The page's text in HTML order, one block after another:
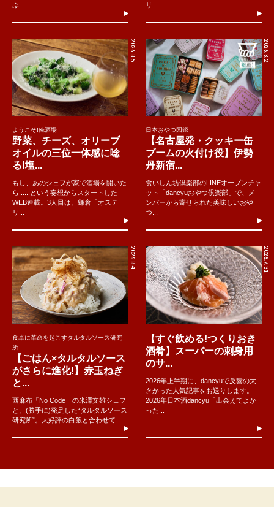
ぶ..
リ...
2026.8.5
ようこそ!俺酒場
野菜、チーズ、オリーブ
オイルの三位一体感に唸
る!塩...
もし、あのシェフが家で酒場を開いた
ら......という妄想からスタートした
WEB連載。3人目は、鎌倉「オステ
リ...
2026.8.2
日本おやつ図鑑
【名古屋発・クッキー缶
ブームの火付け役】伊勢
丹新宿...
食いしん坊倶楽部のLINEオープンチャ
ット「dancyuおやつ倶楽部」で、メ
ンバーから寄せられた美味しいおや
つ...
2026.8.4
食卓に革命を起こすタルタルソース研究
所
【ごはん×タルタルソース
がさらに進化!】赤玉ねぎ
と...
西麻布「No Code」の米澤文雄シェフ
と、(勝手に)発足した“タルタルソース
研究所”。大好評の白飯と合わせて..
2026.7.31
【すぐ飲める!つくりおき
酒肴】スーパーの刺身用
のサ...
2026年上半期に、dancyuで反響の大
きかった人気記事をお送りします。
2026年日本酒dancyu「出会えてよか
った...